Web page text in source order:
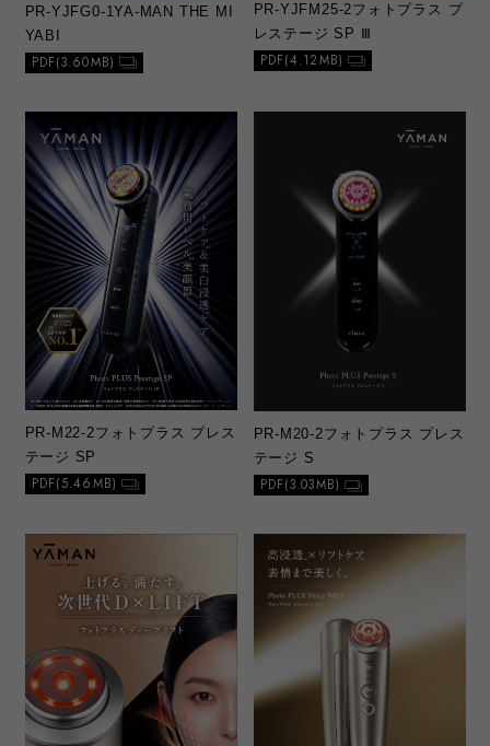
PR-YJFG0-1YA-MAN THE MI
YABI
PDF(3.60MB)
PR-YJFM25-2フォトプラス プ
レステージ SP Ⅲ
PDF(4.12MB)
PR-M22-2フォトプラス プレス
テージ SP
PDF(5.46MB)
PR-M20-2フォトプラス プレス
テージ S
PDF(3.03MB)